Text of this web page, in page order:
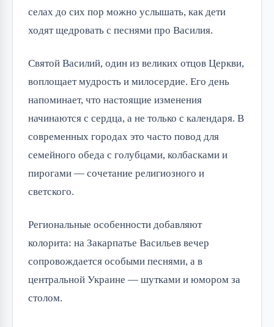
селах до сих пор можно услышать, как дети
ходят щедровать с песнями про Василия.
Святой Василий, один из великих отцов Церкви,
воплощает мудрость и милосердие. Его день
напоминает, что настоящие изменения
начинаются с сердца, а не только с календаря. В
современных городах это часто повод для
семейного обеда с голубцами, колбасками и
пирогами — сочетание религиозного и
светского.
Региональные особенности добавляют
колорита: на Закарпатье Васильев вечер
сопровождается особыми песнями, а в
центральной Украине — шутками и юмором за
столом.